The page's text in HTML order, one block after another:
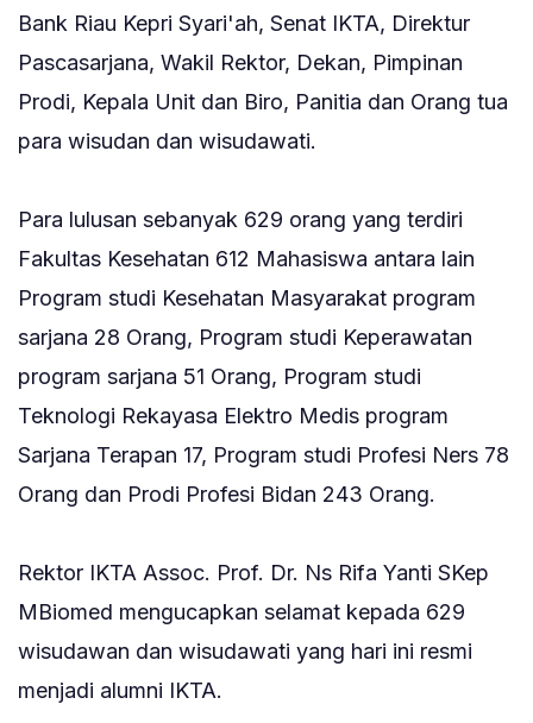
Bank Riau Kepri Syari'ah, Senat IKTA, Direktur
Pascasarjana, Wakil Rektor, Dekan, Pimpinan
Prodi, Kepala Unit dan Biro, Panitia dan Orang tua
para wisudan dan wisudawati.
‎Para lulusan sebanyak 629 orang yang terdiri
Fakultas Kesehatan 612 Mahasiswa antara lain
Program studi Kesehatan Masyarakat program
sarjana 28 Orang, Program studi Keperawatan
program sarjana 51 Orang, Program studi
Teknologi Rekayasa Elektro Medis program
Sarjana Terapan 17, Program studi Profesi Ners 78
Orang dan Prodi Profesi Bidan 243 Orang.
‎Rektor IKTA Assoc. Prof. Dr. Ns Rifa Yanti SKep
MBiomed mengucapkan selamat kepada 629
wisudawan dan wisudawati yang hari ini resmi
menjadi alumni IKTA.